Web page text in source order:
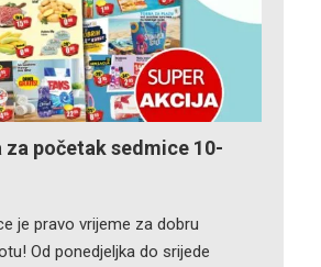
za početak sedmice 10-
je pravo vrijeme za dobru
Od ponedjeljka do srijede